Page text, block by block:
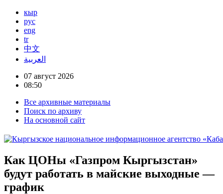
кыр
рус
eng
tr
中文
العربية
07 август 2026
08:50
Все архивные материалы
Поиск по архиву
На основной сайт
Как ЦОНы «Газпром Кыргызстан»
будут работать в майские выходные —
график